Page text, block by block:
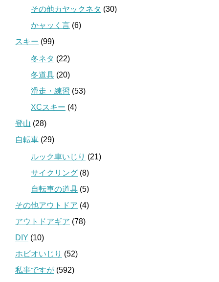
その他カヤックネタ (30)
かャッく言 (6)
スキー (99)
冬ネタ (22)
冬道具 (20)
滑走・練習 (53)
XCスキー (4)
登山 (28)
自転車 (29)
ルック車いじり (21)
サイクリング (8)
自転車の道具 (5)
その他アウトドア (4)
アウトドアギア (78)
DIY (10)
ホビオいじり (52)
私事ですが (592)